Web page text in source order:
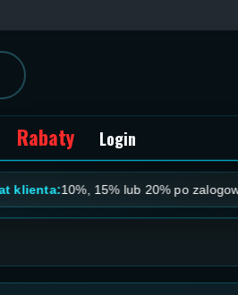
Rabaty Login
10%, 15% lub 20% po zalogowaniu